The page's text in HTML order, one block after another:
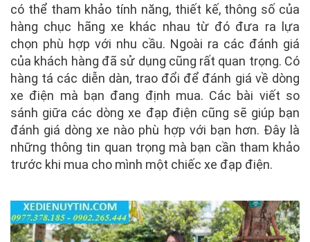
có thể tham khảo tính năng, thiết kế, thông số của
hàng chục hãng xe khác nhau từ đó đưa ra lựa
chọn phù hợp với nhu cầu. Ngoài ra các đánh giá
của khách hàng đã sử dụng cũng rất quan trọng. Có
hàng tá các diễn dàn, trao đổi để đánh giá về dòng
xe điện mà bạn đang định mua. Các bài viết so
sánh giữa các dòng xe đạp điện cũng sẽ giúp bạn
đánh giá dòng xe nào phù hợp với bạn hơn. Đây là
những thông tin quan trọng mà bạn cần tham khảo
trước khi mua cho mình một chiếc xe đạp điện.